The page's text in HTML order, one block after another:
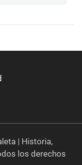
| Historia,
los derechos